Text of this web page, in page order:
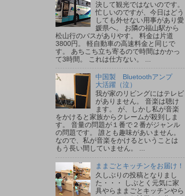
決して観光ではないのです。
忙しいのですが、今日はどう
しても外せない用事があり愛
媛県へ。 お隣の福山駅から
松山行のバスがありやす。 料金は片道
3800円。 軽自動車の高速料金と同じで
す。 あちこち立ち寄るので時間はかかっ
て3時間。 これは仕方ない。 ...
中国製 Bluetoothアンプ
大活躍（泣）
我が家のリビングにはテレビ
がありません。 音楽は聴け
ます。 が、しかし私が音楽
をかけると家族からクレームが殺到しま
す。 音量の問題が１番で２番がジャンル
の問題です。 誰とも趣味があいません。
なので、私が音楽をかけるということは
もう長い間していません。 ...
ままごとキッチンをお届け！
久しぶりの投稿となりまし
た・・・ しぶとく元気に家
具やらままごとキッチンやら